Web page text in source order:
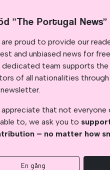
”The Portugal News”
proud to provide our
and unbiased news for
dedicated team supports
of all nationalities
appreciate that not
to, we ask you to
– no matter how
En gång